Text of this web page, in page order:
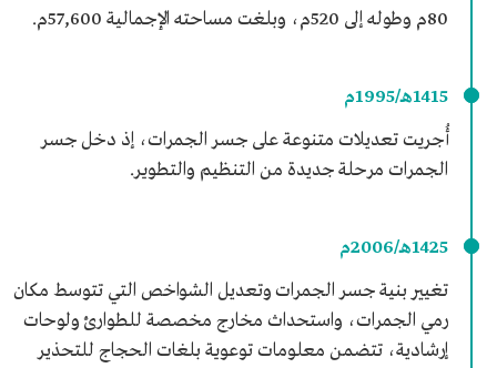
80م وطوله إلى 520م، وبلغت مساحته الإجمالية 57,600م.
1415هـ/1995م
أُجريت تعديلات متنوعة على جسر الجمرات، إذ دخل جسر
الجمرات مرحلة جديدة من التنظيم والتطوير.
1425هـ/2006م
تغيير بنية جسر الجمرات وتعديل الشواخص التي تتوسط مكان
رمي الجمرات، واستحداث مخارج مخصصة للطوارئ ولوحات
إرشادية، تتضمن معلومات توعوية بلغات الحجاج للتحذير